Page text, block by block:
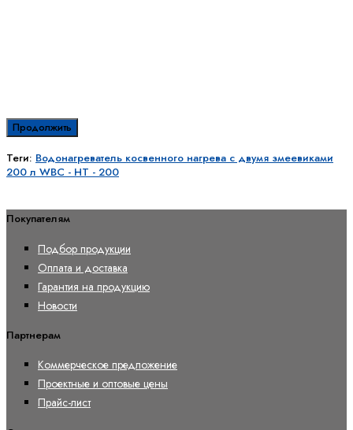
Продолжить
Теги: Водонагреватель косвенного нагрева с двумя змеевиками
200 л WBС - HT - 200
Покупателям
Подбор продукции
Оплата и доставка
Гарантия на продукцию
Новости
Партнерам
Коммерческое предложение
Проектные и оптовые цены
Прайс-лист